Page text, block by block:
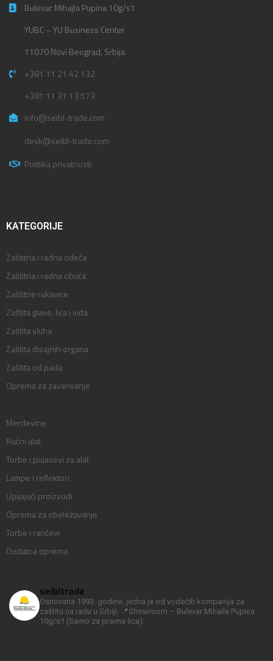
Bulevar Mihajla Pupina 10g/s1
YUBC – YU Business Center
11070 Novi Beograd, Srbija
+381 11 21 42 132
+381 11 31 13 573
info@seibl-trade.com
desk@seibl-trade.com
Politika privatnosti
KATEGORIJE
Zaštitna i radna odeća
Zaštitna i radna obuća
Zaštitne rukavice
Zaštita glave, lica i vida
Zaštita sluha
Zaštita disajnih organa
Zaštita od pada
Oprema za zavarivanje
Merdevine
Ručni alat
Torbe i pojasevi za alat
Lampe i reflektori
Upijajući proizvodi
Oprema za obeležavanje
Torbe i rančevi
Dodatna oprema
seibltrade
Osnovana 1993. godine, jedna je od vodećih kompanija za
zaštitu na radu u Srbiji.
📍Showroom – Bulevar Mihaila Pupina
10g/s1 (Samo za pravna lica).